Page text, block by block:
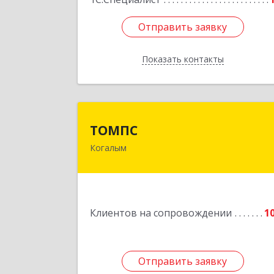
Отправить заявку
Показать контакты
Отправить заявку
Назад
ТОМПС
Когалым
Клиентов на сопровождении
Отправить заявку
Отправить заявку